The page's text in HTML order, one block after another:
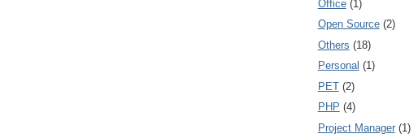
Office (1)
Open Source (2)
Others (18)
Personal (1)
PET (2)
PHP (4)
Project Manager (1)